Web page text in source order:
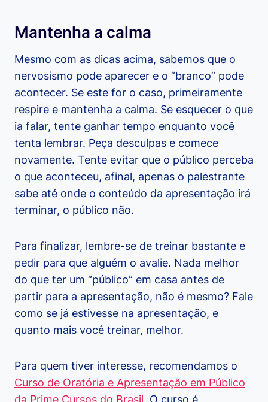
Mantenha a calma
Mesmo com as dicas acima, sabemos que o
nervosismo pode aparecer e o “branco” pode
acontecer. Se este for o caso, primeiramente
respire e mantenha a calma. Se esquecer o que
ia falar, tente ganhar tempo enquanto você
tenta lembrar. Peça desculpas e comece
novamente. Tente evitar que o público perceba
o que aconteceu, afinal, apenas o palestrante
sabe até onde o conteúdo da apresentação irá
terminar, o público não.
Para finalizar, lembre-se de treinar bastante e
pedir para que alguém o avalie. Nada melhor
do que ter um “público” em casa antes de
partir para a apresentação, não é mesmo? Fale
como se já estivesse na apresentação, e
quanto mais você treinar, melhor.
Para quem tiver interesse, recomendamos o
Curso de Oratória e Apresentação em Público
da Prime Cursos do Brasil. O curso é